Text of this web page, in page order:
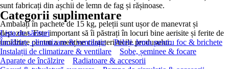
sunt fabricați din așchii de lemn de fag și rășinoase.
Ambalați în pachete de 15 kg, peleții sunt ușor de manevrat și
depozitat. Este important să îi păstrați în locuri bine aerisite și ferite de
umiditate pentru a menține caracteristicile produsului.
Categorii suplimentare
Lista de sărituri
Încălzire, climatizare & ventilaţie
Peleți, lemn pentru foc & brichete
Instalații de climatizare & ventilare
Sobe, șeminee & focare
Aparate de încălzire
Radiatoare & accesorii